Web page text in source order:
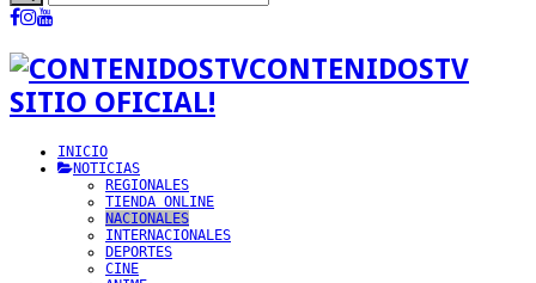
CONTENIDOSTV
SITIO OFICIAL!
INICIO
NOTICIAS
REGIONALES
TIENDA ONLINE
NACIONALES
INTERNACIONALES
DEPORTES
CINE